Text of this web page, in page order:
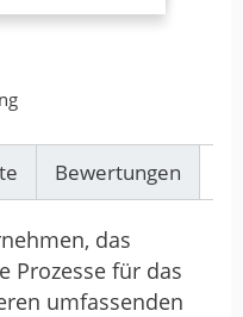
Bewertungen
das
Prozesse für das
umfassenden